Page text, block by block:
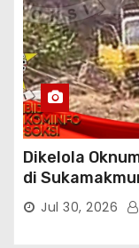
Dikelola
di
Ditindak
Jul 30, 2026